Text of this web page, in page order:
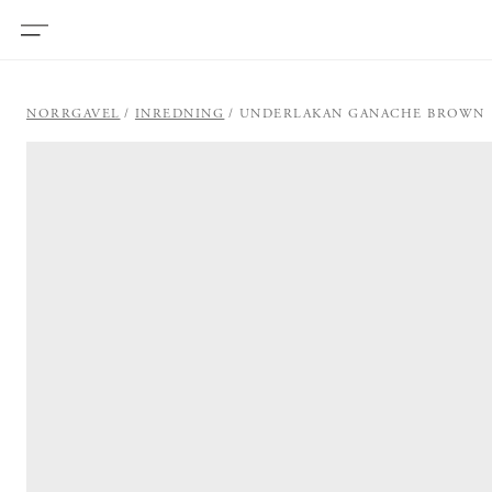
NORRGAVEL INREDNING UNDERLAKAN GANACHE BROWN